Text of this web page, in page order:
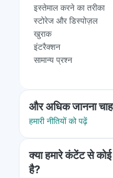
इस्तेमाल करने का तरीका
स्टोरेज और डिस्पोज़ल
खुराक
इंटरैक्शन
सामान्य प्रश्न
और अधिक जानना
हमारी नीतियों को पढ़ें
क्या हमारे कंटेंट से
है?